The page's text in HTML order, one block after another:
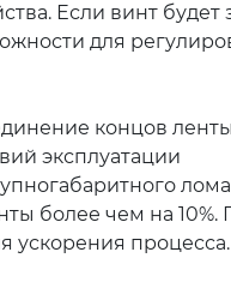
Если винт будет
для
концов
эксплуатации
более чем на 10%.
ускорения процесса.